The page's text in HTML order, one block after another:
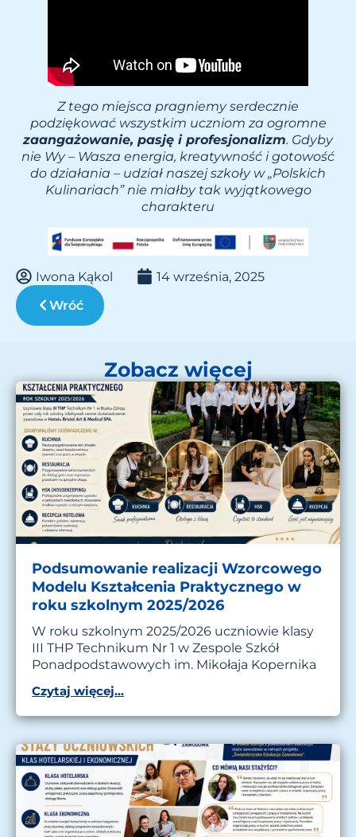
Z tego miejsca pragniemy serdecznie
podziękować wszystkim uczniom za ogromne
zaangażowanie, pasję i profesjonalizm. Gdyby
nie Wy – Wasza energia, kreatywność i gotowość
do działania – udział naszej szkoły w „Polskich
Kulinariach” nie miałby tak wyjątkowego
charakteru
Iwona Kąkol
14 września, 2025
Wróć
Zobacz więcej
Podsumowanie realizacji Wzorcowego
Modelu Kształcenia Praktycznego w
roku szkolnym 2025/2026
W roku szkolnym 2025/2026 uczniowie klasy
III THP Technikum Nr 1 w Zespole Szkół
Ponadpodstawowych im. Mikołaja Kopernika
Czytaj więcej...